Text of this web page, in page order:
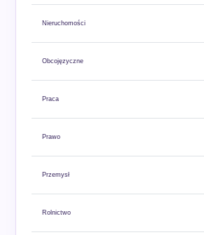
Nieruchomości
Obcojęzyczne
Praca
Prawo
Przemysł
Rolnictwo